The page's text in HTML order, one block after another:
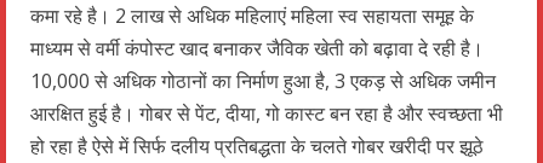
कमा रहे है। 2 लाख से अधिक महिलाएं महिला स्व सहायता समूह के
माध्यम से वर्मी कंपोस्ट खाद बनाकर जैविक खेती को बढ़ावा दे रही है।
10,000 से अधिक गोठानों का निर्माण हुआ है, 3 एकड़ से अधिक जमीन
आरक्षित हुई है। गोबर से पेंट, दीया, गो कास्ट बन रहा है और स्वच्छता भी
हो रहा है ऐसे में सिर्फ दलीय प्रतिबद्धता के चलते गोबर खरीदी पर झूठे